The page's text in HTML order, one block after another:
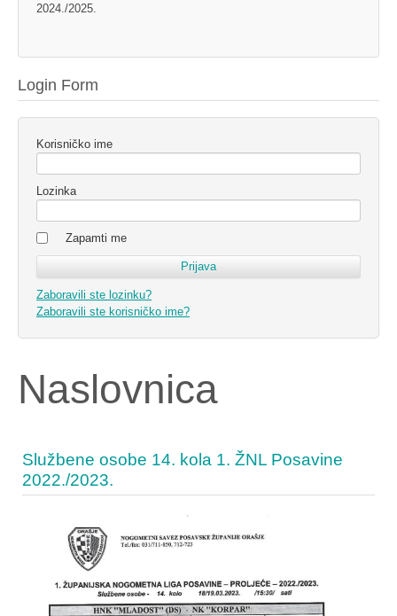
2024./2025.
Login Form
Korisničko ime
Lozinka
Zapamti me
Zaboravili ste lozinku?
Zaboravili ste korisničko ime?
Naslovnica
Službene osobe 14. kola 1. ŽNL Posavine
2022./2023.